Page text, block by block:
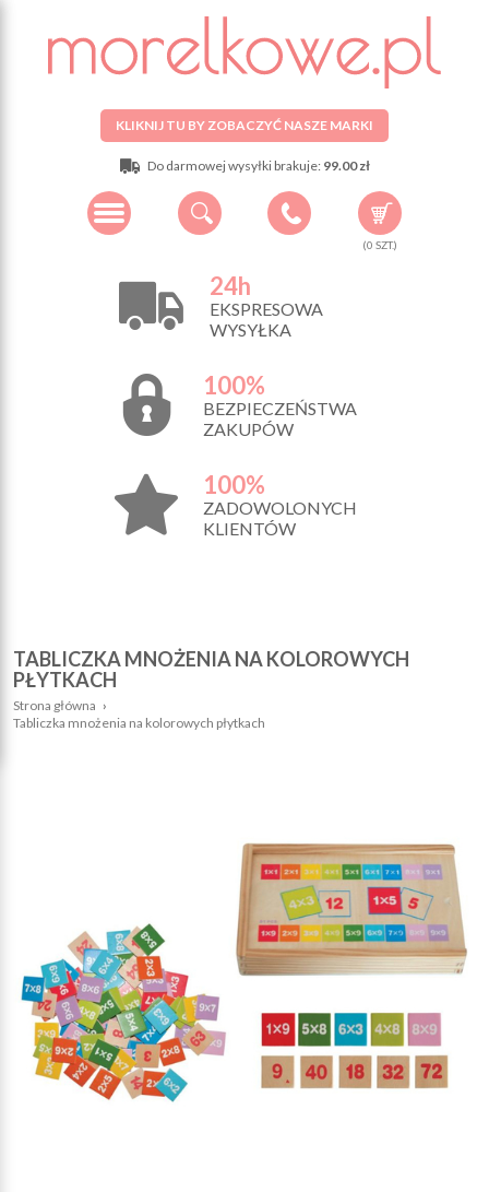
KLIKNIJ TU BY ZOBACZYĆ NASZE MARKI
Do darmowej wysyłki brakuje: 99.00 zł
(0 SZT.)
24h
EKSPRESOWA
WYSYŁKA
100%
BEZPIECZEŃSTWA
ZAKUPÓW
100%
ZADOWOLONYCH
KLIENTÓW
TABLICZKA MNOŻENIA NA KOLOROWYCH
PŁYTKACH
Strona główna ›
Tabliczka mnożenia na kolorowych płytkach